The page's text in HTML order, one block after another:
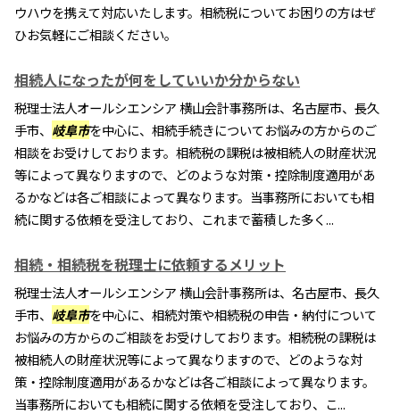
ウハウを携えて対応いたします。相続税についてお困りの方はぜ
ひお気軽にご相談ください。
相続人になったが何をしていいか分からない
税理士法人オールシエンシア 横山会計事務所は、名古屋市、長久
手市、 岐阜市を中心に、相続手続きについてお悩みの方からのご
相談をお受けしております。相続税の課税は被相続人の財産状況
等によって異なりますので、どのような対策・控除制度適用があ
るかなどは各ご相談によって異なります。当事務所においても相
続に関する依頼を受注しており、これまで蓄積した多く...
相続・相続税を税理士に依頼するメリット
税理士法人オールシエンシア 横山会計事務所は、名古屋市、長久
手市、 岐阜市を中心に、相続対策や相続税の申告・納付について
お悩みの方からのご相談をお受けしております。相続税の課税は
被相続人の財産状況等によって異なりますので、どのような対
策・控除制度適用があるかなどは各ご相談によって異なります。
当事務所においても相続に関する依頼を受注しており、こ...